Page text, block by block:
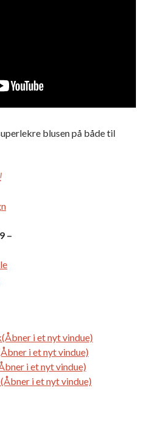
blusen på både til
–
i et nyt vindue)
i et nyt vindue)
i et nyt vindue)
i et nyt vindue)